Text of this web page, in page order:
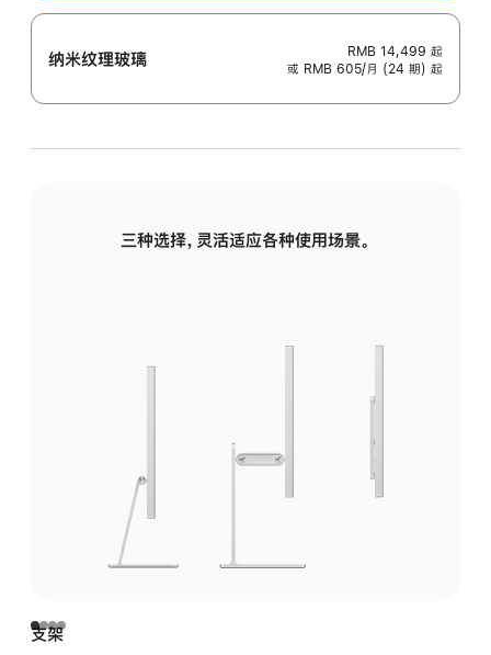
纳米纹理玻璃 RMB 14,499 起
或 RMB 605/月 (24 期) 起
三种选择，灵活适应各种使用场景。
支架